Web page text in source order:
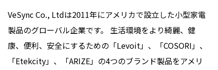
VeSync Co., Ltdは2011年にアメリカで設立した小型家電
製品のグローバル企業です。 生活環境をより綺麗、健
康、便利、安全にするための「Levoit」、「COSORI」、
「Etekcity」、「ARIZE」の4つのブランド製品をアメリ